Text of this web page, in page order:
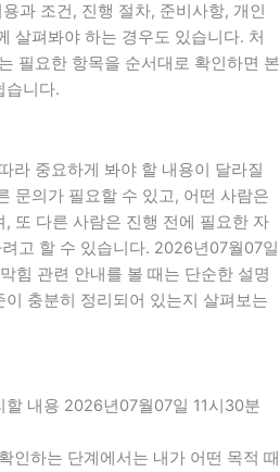
과 조건, 진행 절차, 준비사항, 개인
살펴봐야 하는 경우도 있습니다. 처
필요한 항목을 순서대로 확인하면 본
습니다.
라 중요하게 봐야 할 내용이 달라질
문의가 필요할 수 있고, 어떤 사람은
또 다른 사람은 진행 전에 필요한 자
고 할 수 있습니다. 2026년07월07일
힘 관련 안내를 볼 때는 단순한 설명
충분히 정리되어 있는지 살펴보는
내용 2026년07월07일 11시30분
인하는 단계에서는 내가 어떤 목적 때